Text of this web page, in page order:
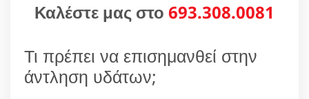
Καλέστε μας στο 693.308.0081
Τι πρέπει να επισημανθεί στην
άντληση υδάτων;